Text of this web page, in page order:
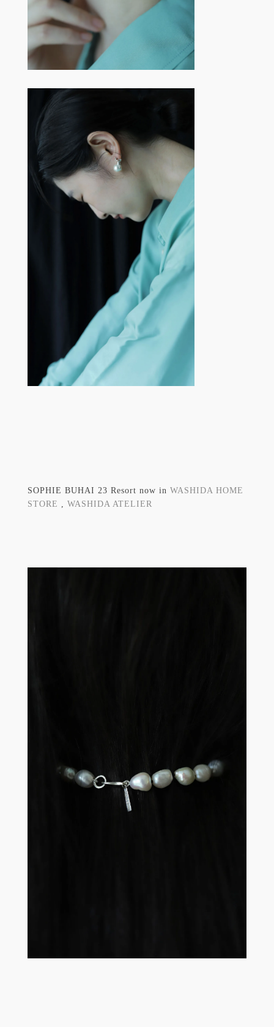
SOPHIE BUHAI 23 Resort now in WASHIDA HOME
STORE
WASHIDA ATELIER